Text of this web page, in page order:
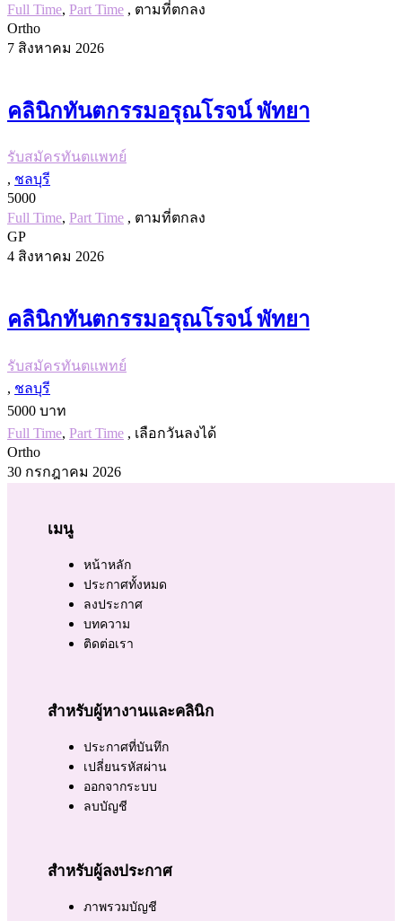
Full Time, Part Time , ตามที่ตกลง
Ortho
7 สิงหาคม 2026
คลินิกทันตกรรมอรุณโรจน์ พัทยา
รับสมัครทันตแพทย์
, ชลบุรี
5000
Full Time, Part Time , ตามที่ตกลง
GP
4 สิงหาคม 2026
คลินิกทันตกรรมอรุณโรจน์ พัทยา
รับสมัครทันตแพทย์
, ชลบุรี
5000 บาท
Full Time, Part Time , เลือกวันลงได้
Ortho
30 กรกฎาคม 2026
เมนู
หน้าหลัก
ประกาศทั้งหมด
ลงประกาศ
บทความ
ติดต่อเรา
สำหรับผู้หางานและคลินิก
ประกาศที่บันทึก
เปลี่ยนรหัสผ่าน
ออกจากระบบ
ลบบัญชี
สำหรับผู้ลงประกาศ
ภาพรวมบัญชี